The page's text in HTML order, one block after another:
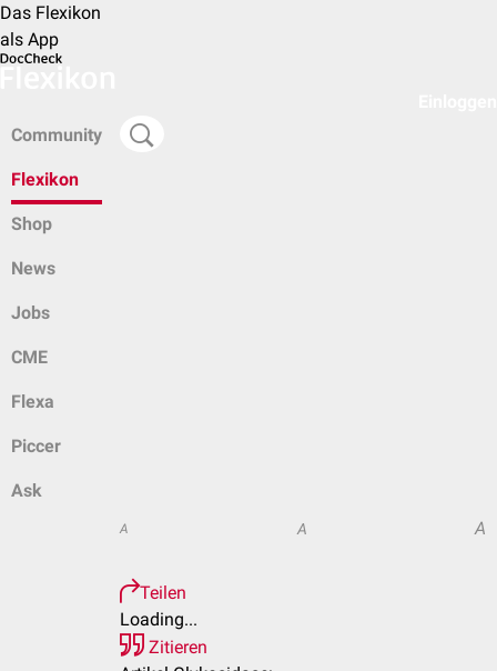
Das Flexikon
als App
Community
Flexikon
Shop
News
Jobs
CME
Flexa
Piccer
Ask
A A A
Teilen
Loading...
Zitieren